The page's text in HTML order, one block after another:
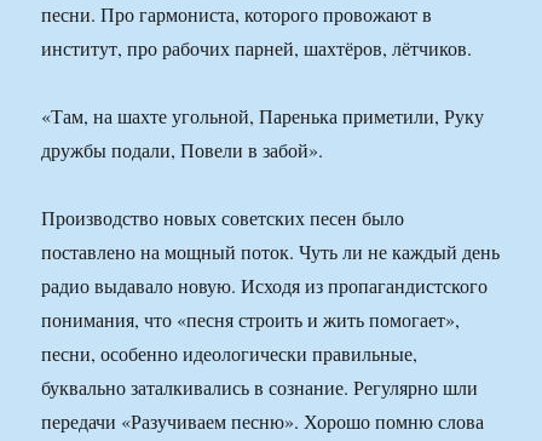
песни. Про гармониста, которого провожают в
институт, про рабочих парней, шахтёров, лётчиков.
«Там, на шахте угольной, Паренька приметили, Руку
дружбы подали, Повели в забой».
Производство новых советских песен было
поставлено на мощный поток. Чуть ли не каждый день
радио выдавало новую. Исходя из пропагандистского
понимания, что «песня строить и жить помогает»,
песни, особенно идеологически правильные,
буквально заталкивались в сознание. Регулярно шли
передачи «Разучиваем песню». Хорошо помню слова